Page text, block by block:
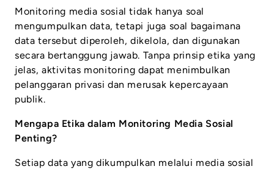
Monitoring media sosial tidak hanya soal
mengumpulkan data, tetapi juga soal bagaimana
data tersebut diperoleh, dikelola, dan digunakan
secara bertanggung jawab. Tanpa prinsip etika yang
jelas, aktivitas monitoring dapat menimbulkan
pelanggaran privasi dan merusak kepercayaan
publik.
Mengapa Etika dalam Monitoring Media Sosial
Penting?
Setiap data yang dikumpulkan melalui media sosial